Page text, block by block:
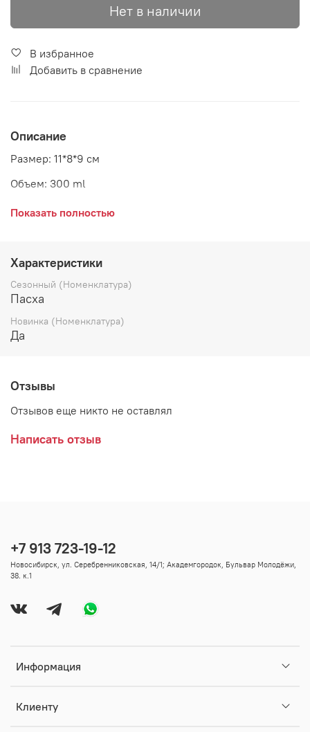
Нет в наличии
В избранное
Добавить в сравнение
Описание
Размер: 11*8*9 см
Объем: 300 ml
Материал: керамика
Показать полностью
Характеристики
Сезонный (Номенклатура)
Пасха
Новинка (Номенклатура)
Да
Отзывы
Отзывов еще никто не оставлял
Написать отзыв
Информация
Клиенту
+7 913 723-19-12
Новосибирск, ул. Серебренниковская, 14/1; Академгородок, Бульвар Молодёжи,
38. к.1